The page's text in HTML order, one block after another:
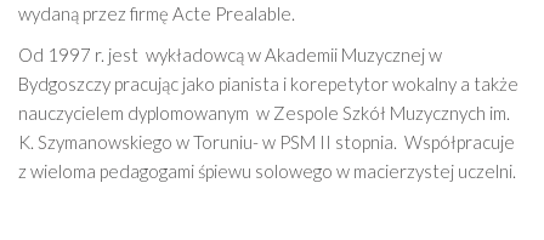
wydaną przez firmę Acte Prealable.
Od 1997 r. jest wykładowcą w Akademii Muzycznej w
Bydgoszczy pracując jako pianista i korepetytor wokalny a także
nauczycielem dyplomowanym w Zespole Szkół Muzycznych im.
K. Szymanowskiego w Toruniu- w PSM II stopnia. Współpracuje
z wieloma pedagogami śpiewu solowego w macierzystej uczelni.